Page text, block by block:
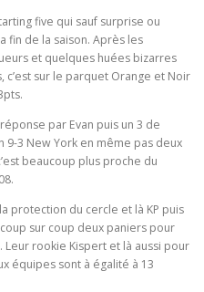
five qui sauf surprise ou
fin de la saison. Après les
et quelques huées bizarres
sur le parquet Orange et Noir
par Evan puis un 3 de
9-3 New York en même pas deux
beaucoup plus proche du
protection du cercle et là KP puis
sur coup deux paniers pour
rookie Kispert et là aussi pour
équipes sont à égalité à 13